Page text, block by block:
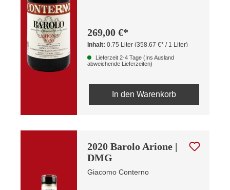
269,00 €*
Inhalt:0.75 Liter(358,67 €* / 1 Liter)
Lieferzeit 2-4 Tage (Ins Ausland
abweichende Lieferzeiten)
In den Warenkorb
2020 Barolo Arione |
DMG
Giacomo Conterno